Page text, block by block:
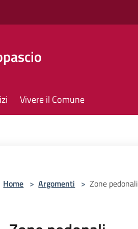
Vivere il Comune
Home > Argomenti > Zone pedonali